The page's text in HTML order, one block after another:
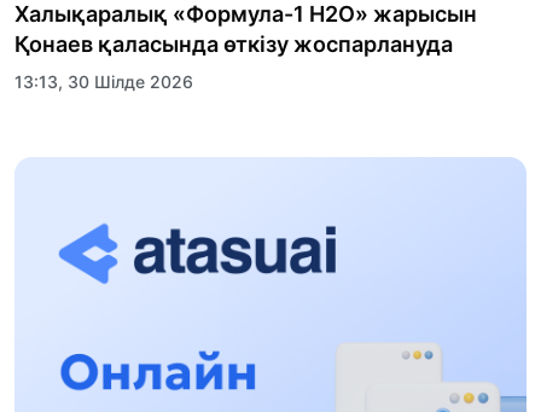
Халықаралық «Формула-1 H2O» жарысын
Қонаев қаласында өткізу жоспарлануда
13:13, 30 Шілде 2026
Асхат Асылбеков: Күшті билікке күшті
12:01, 28 Шілде 2026
16:15, 27 Шілде 2026